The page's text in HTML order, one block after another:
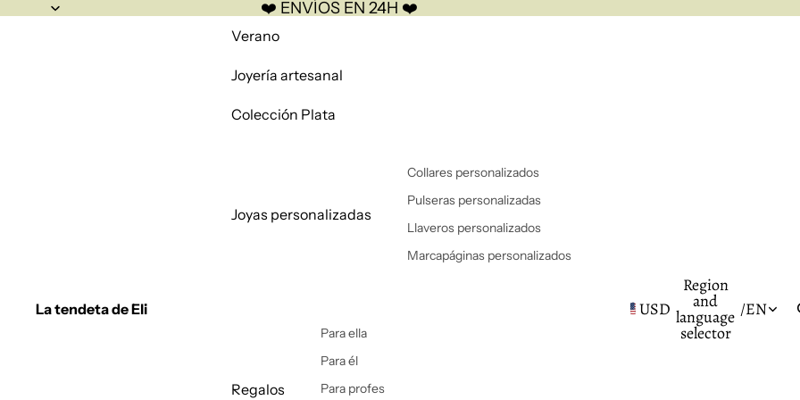
❤️ ENVÍOS EN 24H ❤️
La tendeta de Eli
Verano
Joyería artesanal
Colección Plata
Joyas personalizadas
Collares personalizados
Pulseras personalizadas
Llaveros personalizados
Marcapáginas personalizados
Regalos
Para ella
Para él
Para profes
USD
Region
and
language
selector
/EN